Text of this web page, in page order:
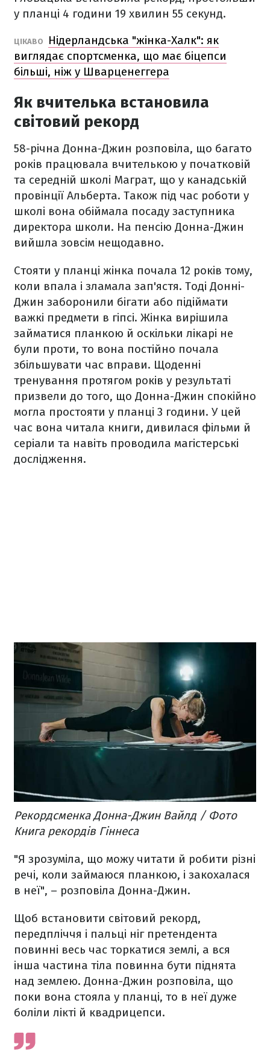
у планці 4 години 19 хвилин 55 секунд.
ЦІКАВО
Нідерландська "жінка-Халк": як
виглядає спортсменка, що має біцепси
більші, ніж у Шварценеггера
Як вчителька встановила
світовий рекорд
58-річна Донна-Джин розповіла, що багато
років працювала вчителькою у початковій
та середній школі Маграт, що у канадській
провінції Альберта. Також під час роботи у
школі вона обіймала посаду заступника
директора школи. На пенсію Донна-Джин
вийшла зовсім нещодавно.
Стояти у планці жінка почала 12 років тому,
коли впала і зламала зап'ястя. Тоді Донні-
Джин заборонили бігати або підіймати
важкі предмети в гіпсі. Жінка вирішила
займатися планкою й оскільки лікарі не
були проти, то вона постійно почала
збільшувати час вправи. Щоденні
тренування протягом років у результаті
призвели до того, що Донна-Джин спокійно
могла простояти у планці 3 години. У цей
час вона читала книги, дивилася фільми й
серіали та навіть проводила магістерські
дослідження.
Рекордсменка Донна-Джин Вайлд / Фото
Книга рекордів Гіннеса
"Я зрозуміла, що можу читати й робити різні
речі, коли займаюся планкою, і закохалася
в неї", – розповіла Донна-Джин.
Щоб встановити світовий рекорд,
передпліччя і пальці ніг претендента
повинні весь час торкатися землі, а вся
інша частина тіла повинна бути піднята
над землею. Донна-Джин розповіла, що
поки вона стояла у планці, то в неї дуже
боліли лікті й квадрицепси.